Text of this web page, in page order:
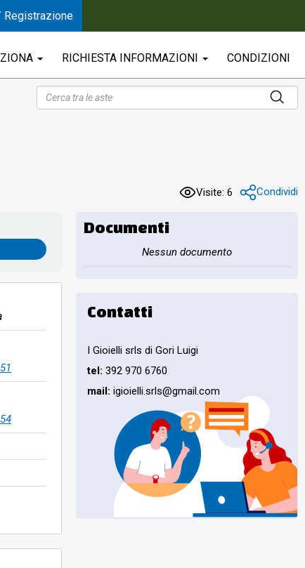
RICHIESTA INFORMAZIONI CONDIZIONI
Visite: 6 Condividi
Documenti
Nessun documento
Contatti
I Gioielli srls di Gori Luigi
tel: 392 970 6760
mail: igioielli.srls@gmail.com
Registrazione